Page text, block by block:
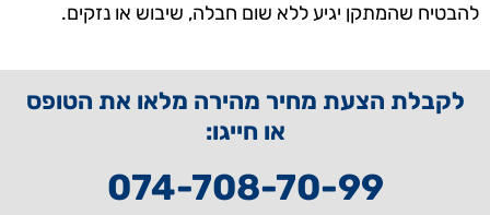
להבטיח שהמתקן יגיע ללא שום חבלה, שיבוש או נזקים.
לקבלת הצעת מחיר מהירה מלאו את הטופס
או חייגו:
074-708-70-99